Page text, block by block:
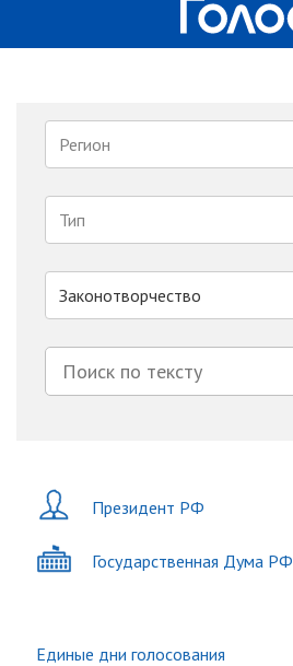
Регион
Тип
Законотворчество
Президент РФ
Государственная Дума РФ
Единые дни голосования